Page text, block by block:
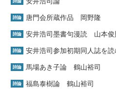
詩論 唐門会所蔵作品 岡野隆
詩論 安井浩司墨書句漫読 山本俊
詩論 安井浩司参加初期同人誌を
詩論 馬場あき子論 鶴山裕司
詩論 福島泰樹論 鶴山裕司